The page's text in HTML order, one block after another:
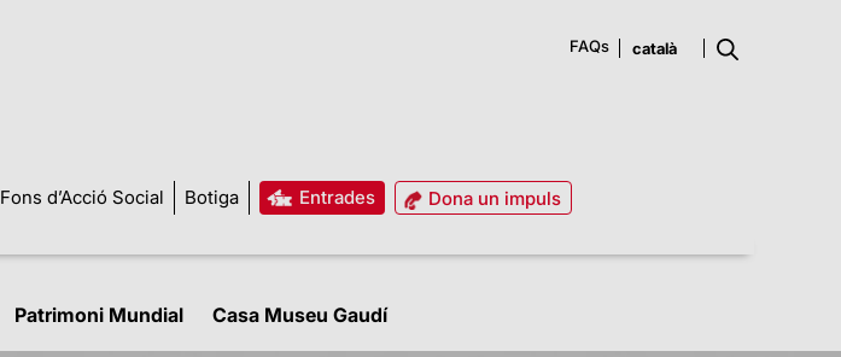
FAQs
Fons d’Acció Social Botiga Entrades Dona un impuls
Patrimoni Mundial Casa Museu Gaudí